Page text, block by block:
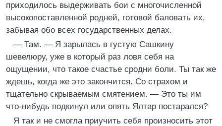
приходилось выдерживать бои с многочисленной
высокопоставленной родней, готовой баловать их,
забывая обо всех государственных делах.
— Там. — Я зарылась в густую Сашкину
шевелюру, уже в который раз ловя себя на
ощущении, что такое счастье сродни боли. Ты так же
ждешь, когда же это закончится. Со страхом и
тщательно скрываемым смятением. — Это ты им
что-нибудь подкинул или опять Ялтар постарался?
Я так и не смогла приучить себя произносить этот